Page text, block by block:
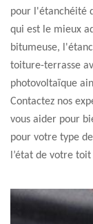
pour l'étanchéité
qui est le mieux
bitumeuse,
toiture-terrasse
photovoltaïque
Contactez nos
vous aider pour
pour votre type
l’état de votre